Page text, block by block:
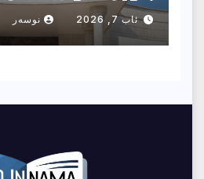
پەرلەمانتارێك دەركرا
ئاب 7, 2026 نوسەر